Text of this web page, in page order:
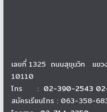
เลขที่ 1325 ถนนสุขุมวิท แขว
10110
โทร : 02-390-2543
สมัครเรียนโทร : 063-358-